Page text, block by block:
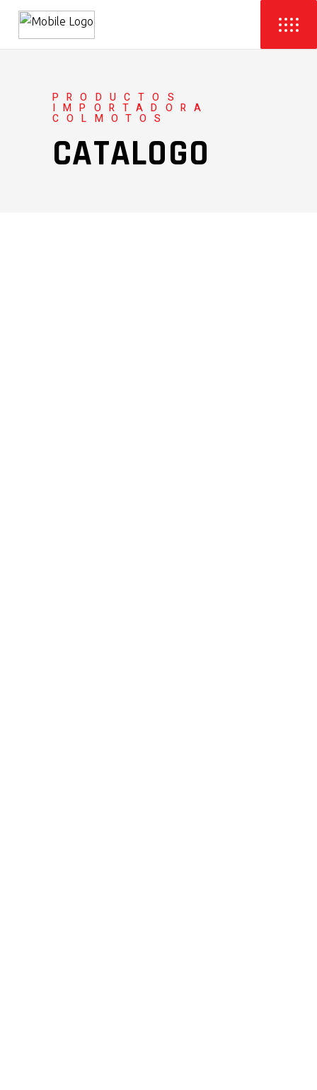
PRODUCTOS
IMPORTADORA
COLMOTOS
CATALOGO